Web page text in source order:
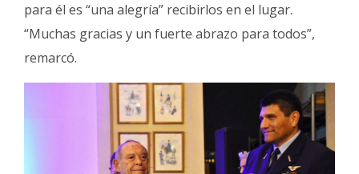
para él es “una alegría” recibirlos en el lugar.
“Muchas gracias y un fuerte abrazo para todos”,
remarcó.